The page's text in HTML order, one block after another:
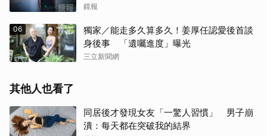
子」親自接送小孩
鏡報
06
獨家／能走多久算多久！姜厚任認愛後首談
身後事 「遺囑進度」曝光
三立新聞網
其他人也看了
同居後才發現女友「一驚人習慣」 男子崩
潰：每天都在突破我的結界